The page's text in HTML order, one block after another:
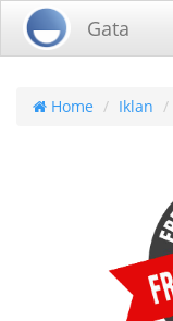
Gata
Home Iklan